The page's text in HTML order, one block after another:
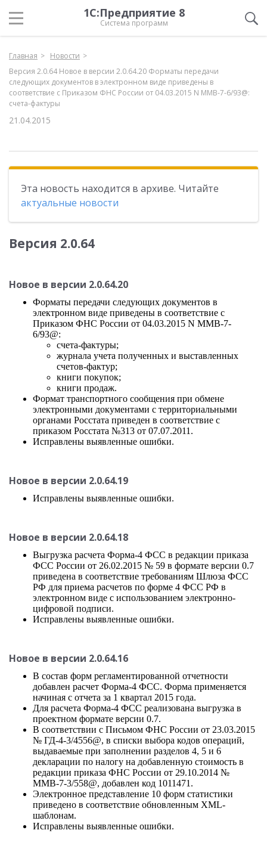
1С:Предприятие 8
Система программ
Главная
Новости
Версия 2.0.64 Новое в версии 2.0.64.20 Форматы передачи
следующих документов в электронном виде приведены в
соответствие с Приказом ФНС России от 04.03.2015 N ММВ-7-6/93@:
счета-фактуры
21.04.2015
Эта новость находится в архиве. Читайте
актуальные новости
Версия 2.0.64
Новое в версии 2.0.64.20
Форматы передачи следующих документов в
электронном виде приведены в соответствие с
Приказом ФНС России от 04.03.2015 N ММВ-7-
6/93@:
счета-фактуры;
журнала учета полученных и выставленных
счетов-фактур;
книги покупок;
книги продаж.
Формат транспортного сообщения при обмене
электронными документами с территориальными
органами Росстата приведен в соответствие с
приказом Росстата №313 от 07.07.2011.
Исправлены выявленные ошибки.
Новое в версии 2.0.64.19
Исправлены выявленные ошибки.
Новое в версии 2.0.64.18
Выгрузка расчета Форма-4 ФСС в редакции приказа
ФСС России от 26.02.2015 № 59 в формате версии 0.7
приведена в соответствие требованиям Шлюза ФСС
РФ для приема расчетов по форме 4 ФСС РФ в
электронном виде с использованием электронно-
цифровой подписи.
Исправлены выявленные ошибки.
Новое в версии 2.0.64.16
В состав форм регламентированной отчетности
добавлен расчет Форма-4 ФСС. Форма применяется
начиная с отчета за 1 квартал 2015 года.
Для расчета Форма-4 ФСС реализована выгрузка в
проектном формате версии 0.7.
В соответствии с Письмом ФНС России от 23.03.2015
№ ГД-4-3/4556@, в списки выбора кодов операций,
выдаваемые при заполнении разделов 4, 5 и 6
декларации по налогу на добавленную стоимость в
редакции приказа ФНС России от 29.10.2014 №
ММВ-7-3/558@, добавлен код 1011471.
Электронное представление 10 форм статистики
приведено в соответствие обновленным XML-
шаблонам.
Исправлены выявленные ошибки.